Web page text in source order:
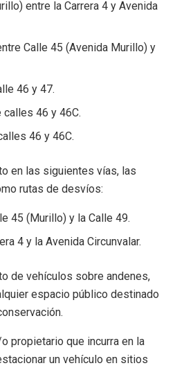
entre la Carrera 4 y Avenida
Calle 45 (Avenida Murillo) y
46 y 47.
calles 46 y 46C.
46 y 46C.
en las siguientes vías, las
rutas de desvíos:
45 (Murillo) y la Calle 49.
4 y la Avenida Circunvalar.
de vehículos sobre andenes,
espacio público destinado
propietario que incurra en la
un vehículo en sitios